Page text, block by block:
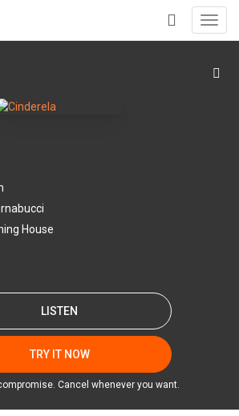
+
House
LISTEN
TRY IT NOW
Cancel whenever you want.